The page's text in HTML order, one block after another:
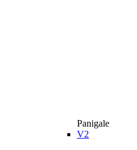
Panigale
V2